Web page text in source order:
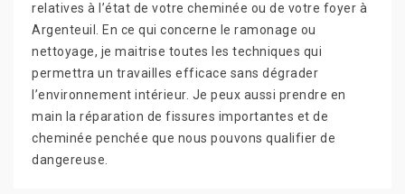
relatives à l’état de votre cheminée ou de votre foyer à
Argenteuil. En ce qui concerne le ramonage ou
nettoyage, je maitrise toutes les techniques qui
permettra un travailles efficace sans dégrader
l’environnement intérieur. Je peux aussi prendre en
main la réparation de fissures importantes et de
cheminée penchée que nous pouvons qualifier de
dangereuse.